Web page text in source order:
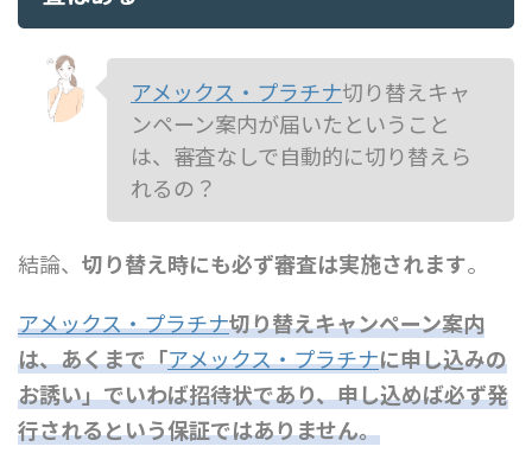
アメックス・プラチナ切り替えキャ
ンペーン案内が届いたということ
は、審査なしで自動的に切り替えら
れるの？
結論、 切り替え時にも必ず審査は実施されます。
アメックス・プラチナ切り替えキャンペーン案内
は、あくまで「アメックス・プラチナに申し込みの
お誘い」でいわば招待状であり、申し込めば必ず発
行されるという保証ではありません。